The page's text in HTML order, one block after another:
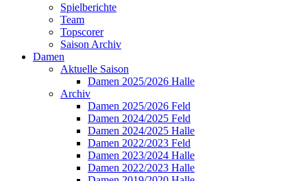
Spielberichte
Team
Topscorer
Saison Archiv
Damen
Aktuelle Saison
Damen 2025/2026 Halle
Archiv
Damen 2025/2026 Feld
Damen 2024/2025 Feld
Damen 2024/2025 Halle
Damen 2022/2023 Feld
Damen 2023/2024 Halle
Damen 2022/2023 Halle